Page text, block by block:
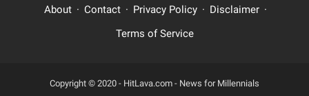
About Contact Privacy Policy
Disclaimer
Terms of Service
Copyright © 2020 - HitLava.com - News for Millennials